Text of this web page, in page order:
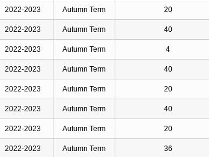
2022-2023 Autumn Term 20
2022-2023 Autumn Term 40
2022-2023 Autumn Term 4
2022-2023 Autumn Term 40
2022-2023 Autumn Term 20
2022-2023 Autumn Term 40
2022-2023 Autumn Term 20
2022-2023 Autumn Term 36